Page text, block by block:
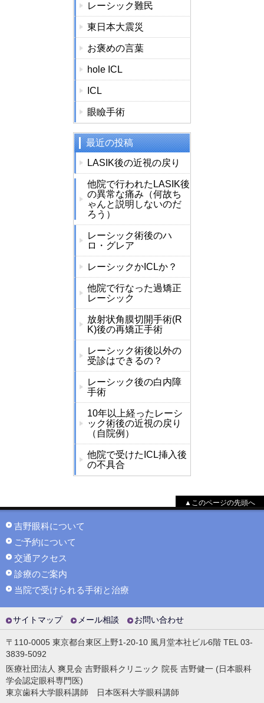
レーシック難民
東日本大震災
お褒めの言葉
hole ICL
ICL
眼瞼手術
最近の投稿
LASIK後の近視の戻り
他院で行われたLASIK後
の異常な痛み（何故ち
ゃんと説明しないのだ
ろう）
レーシック術後のハ
ロ・グレア
レーシックかICLか？
他院で行なった過矯正
レーシック
放射状角膜切開手術(R
K)後の再矯正手術
レーシック術後以外の
受診はできるの？
レーシック後の白内障
手術
10年以上経ったレーシ
ック術後の近視の戻り
（自院例）
他院で受けたICL挿入後
の不具合
▲このページの先頭へ
吉野眼科について
ご予約について
交通アクセス
診療のご案内
当院で受けられる手術と治療
サイトマップ メール相談 お問い合わせ
〒110-0005 東京都台東区上野1-20-10 風月堂本社ビル6階 TEL 03-
3839-5092
医療社団法人 爽見会 吉野眼科クリニック 院長 吉野健一 (日本眼科
学会認定眼科専門医)
東京歯科大学眼科講師 日本医科大学眼科講師